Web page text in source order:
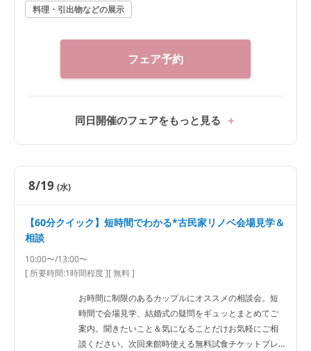
料理・引出物などの展示
フェア予約
同日開催のフェアをもっと見る
8/19 (水)
【60分クイック】短時間でわかる*古民家リノベ会場見学＆
相談
10:00〜/13:00〜
[ 所要時間:1時間程度][ 無料 ]
お時間に制限のあるカップルにオススメの相談会。短
時間で会場見学、結婚式の疑問をギュッとまとめてご
案内。聞きたいこと＆気になることだけお気軽にご相
談ください。次回来館時使える無料試食チケットプレ